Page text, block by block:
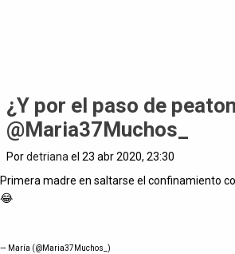
¿Y por el paso de
@Maria37Muchos_
Pordetrianael 23 abr 2020, 23:30
Primera madre en saltarse el confinamiento
😂
— María (@Maria37Muchos_)